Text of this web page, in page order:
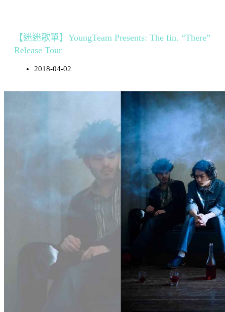
【迷迷歌單】YoungTeam Presents: The fin. “There”
Release Tour
2018-04-02